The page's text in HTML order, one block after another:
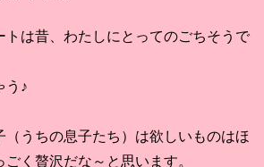
トは昔、わたしにとってのごちそうで
う♪
（うちの息子たち）は欲しいものはほ
く贅沢だな～と思います。